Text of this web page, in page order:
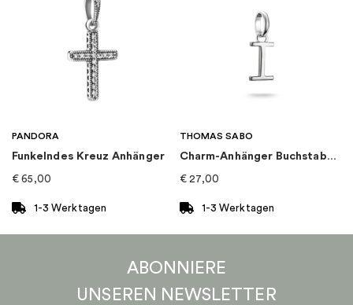
PANDORA
Funkelndes Kreuz Anhänger
€ 65,00
1-3 Werktagen
THOMAS SABO
Charm-Anhänger Buchstabe I Connect Silber
€ 27,00
1-3 Werktagen
ABONNIERE
UNSEREN NEWSLETTER